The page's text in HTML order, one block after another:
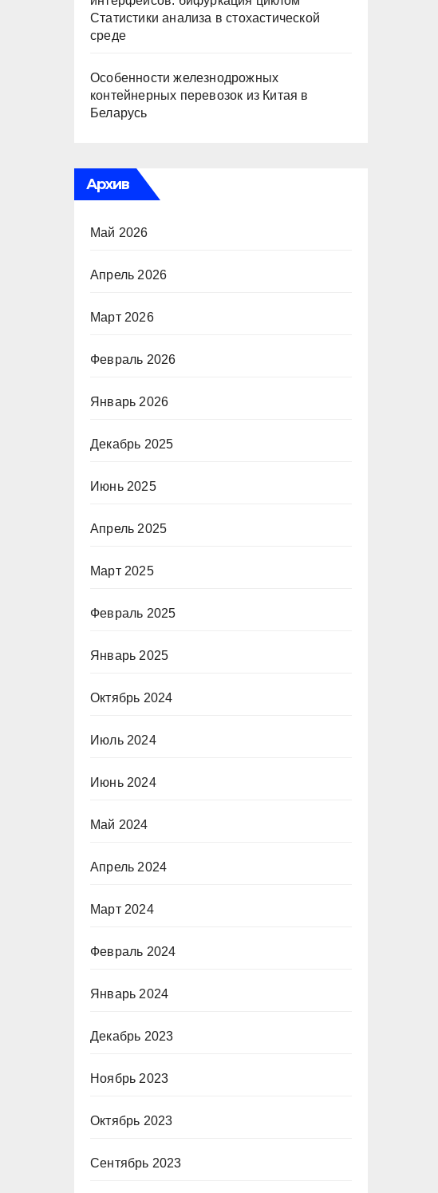
Статистики анализа в стохастической
среде
Особенности железнодрожных
контейнерных перевозок из Китая в
Беларусь
Архив
Май 2026
Апрель 2026
Март 2026
Февраль 2026
Январь 2026
Декабрь 2025
Июнь 2025
Апрель 2025
Март 2025
Февраль 2025
Январь 2025
Октябрь 2024
Июль 2024
Июнь 2024
Май 2024
Апрель 2024
Март 2024
Февраль 2024
Январь 2024
Декабрь 2023
Ноябрь 2023
Октябрь 2023
Сентябрь 2023